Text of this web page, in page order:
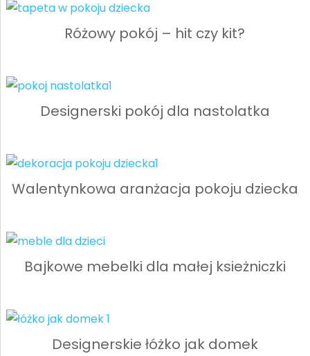
Różowy pokój – hit czy kit?
Designerski pokój dla nastolatka
Walentynkowa aranżacja pokoju dziecka
Bajkowe mebelki dla małej ksieżniczki
Designerskie łóżko jak domek